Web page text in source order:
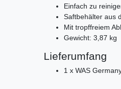
Einfach zu
Saftbehälter aus
Mit tropffreiem
Gewicht: 3,87 kg
Lieferumfang
1 x WAS